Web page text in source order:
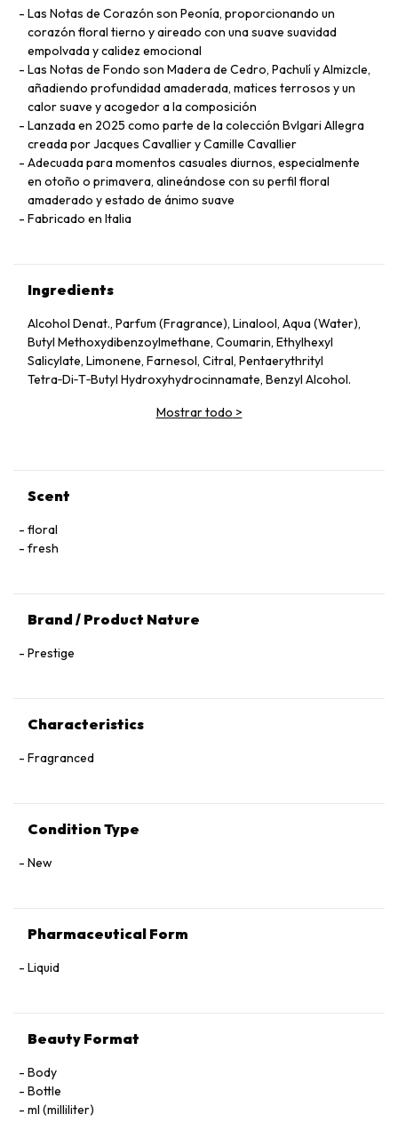
Las Notas de Corazón son Peonía, proporcionando un
corazón floral tierno y aireado con una suave suavidad
empolvada y calidez emocional
Las Notas de Fondo son Madera de Cedro, Pachulí y Almizcle,
añadiendo profundidad amaderada, matices terrosos y un
calor suave y acogedor a la composición
Lanzada en 2025 como parte de la colección Bvlgari Allegra
creada por Jacques Cavallier y Camille Cavallier
Adecuada para momentos casuales diurnos, especialmente
en otoño o primavera, alineándose con su perfil floral
amaderado y estado de ánimo suave
Fabricado en Italia
Ingredients
Alcohol Denat., Parfum (Fragrance), Linalool, Aqua (Water),
Butyl Methoxydibenzoylmethane, Coumarin, Ethylhexyl
Salicylate, Limonene, Farnesol, Citral, Pentaerythrityl
Tetra‑Di‑T‑Butyl Hydroxyhydrocinnamate, Benzyl Alcohol.
Mostrar todo >
Scent
floral
fresh
Brand / Product Nature
Prestige
Characteristics
Fragranced
Condition Type
New
Pharmaceutical Form
Liquid
Beauty Format
Body
Bottle
ml (milliliter)